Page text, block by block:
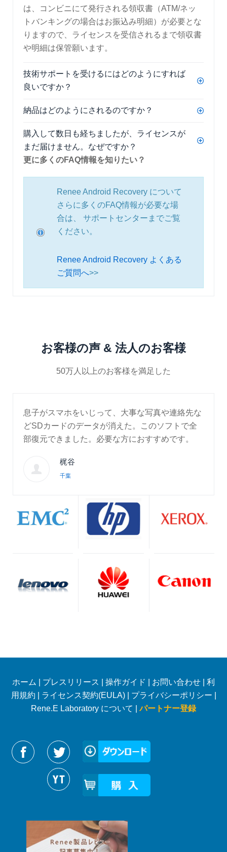
は、コンビニにて発行される領収書（ATM/ネッ
トバンキングの場合はお振込み明細）が必要とな
りますので、ライセンスを受信されるまで領収書
や明細は保管願います。
技術サポートを受けるにはどのようにすれば
良いですか？
納品はどのようにされるのですか？
購入して数日も経ちましたが、ライセンスが
まだ届けません。なぜですか？
更に多くのFAQ情報を知りたい？
Renee Android Recovery について
さらに多くのFAQ情報が必要な場
合は、 サポートセンターまでご覧
ください。
Renee Android Recovery よくある
ご質問へ>>
お客様の声 & 法人のお客様
50万人以上のお客様を満足した
息子がスマホをいじって、大事な写真や連絡先な
どSDカードのデータが消えた。このソフトで全
部復元できました。必要な方におすすめです。
梶谷
千葉
ホーム プレスリリース 操作ガイド お問い合わせ
利
用規約
ライセンス契約(EULA)| プライバシーポリシー
Rene.E Laboratory について |パートナー登録
Reneelabをフォローする